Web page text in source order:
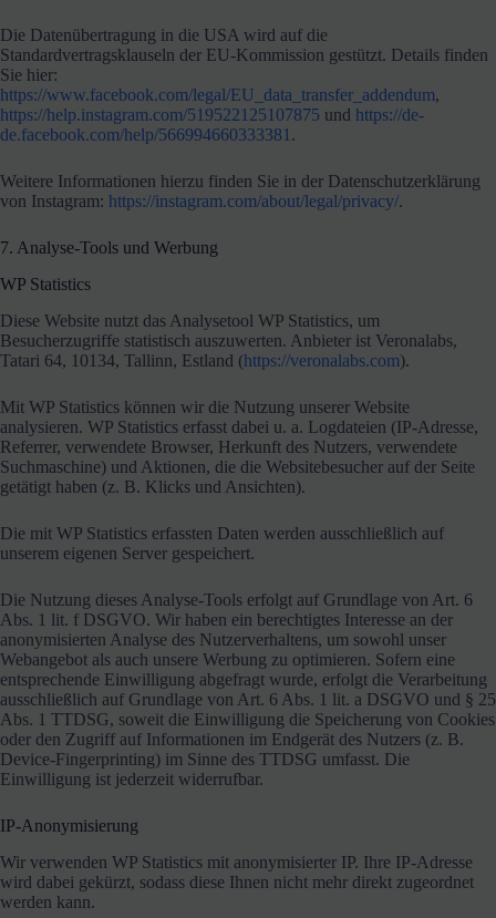
Die Datenübertragung in die USA wird auf die
Standardvertragsklauseln der EU-Kommission gestützt. Details finden
Sie hier:
https://www.facebook.com/legal/EU_data_transfer_addendum,
https://help.instagram.com/519522125107875 und https://de-
de.facebook.com/help/566994660333381 .
Weitere Informationen hierzu finden Sie in der Datenschutzerklärung
von Instagram: https://instagram.com/about/legal/privacy/.
7. Analyse-Tools und Werbung
WP Statistics
Diese Website nutzt das Analysetool WP Statistics, um
Besucherzugriffe statistisch auszuwerten. Anbieter ist Veronalabs,
Tatari 64, 10134, Tallinn, Estland (https://veronalabs.com).
Mit WP Statistics können wir die Nutzung unserer Website
analysieren. WP Statistics erfasst dabei u. a. Logdateien (IP-Adresse,
Referrer, verwendete Browser, Herkunft des Nutzers, verwendete
Suchmaschine) und Aktionen, die die Websitebesucher auf der Seite
getätigt haben (z. B. Klicks und Ansichten).
Die mit WP Statistics erfassten Daten werden ausschließlich auf
unserem eigenen Server gespeichert.
Die Nutzung dieses Analyse-Tools erfolgt auf Grundlage von Art. 6
Abs. 1 lit. f DSGVO. Wir haben ein berechtigtes Interesse an der
anonymisierten Analyse des Nutzerverhaltens, um sowohl unser
Webangebot als auch unsere Werbung zu optimieren. Sofern eine
entsprechende Einwilligung abgefragt wurde, erfolgt die Verarbeitung
ausschließlich auf Grundlage von Art. 6 Abs. 1 lit. a DSGVO und § 25
Abs. 1 TTDSG, soweit die Einwilligung die Speicherung von Cookies
oder den Zugriff auf Informationen im Endgerät des Nutzers (z. B.
Device-Fingerprinting) im Sinne des TTDSG umfasst. Die
Einwilligung ist jederzeit widerrufbar.
IP-Anonymisierung
Wir verwenden WP Statistics mit anonymisierter IP. Ihre IP-Adresse
wird dabei gekürzt, sodass diese Ihnen nicht mehr direkt zugeordnet
werden kann.